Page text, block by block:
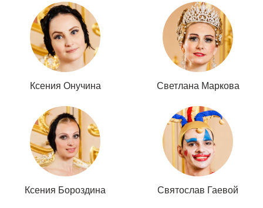
Ксения Онучина Светлана Маркова
Ксения Бороздина Святослав Гаевой